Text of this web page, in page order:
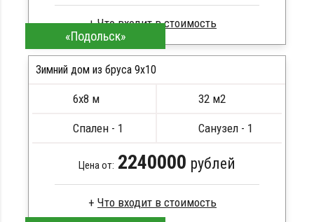
Профилированный брус
Стропила, балки 50х200 мм
Метизы, саморезы, гвозди
Сборка на березовые нагеля, джут
«Подольск»
Зимний дом из бруса 9х10
6х8 м 32 м2
Спален - 1 Санузел - 1
Цена от: 2240000 рублей